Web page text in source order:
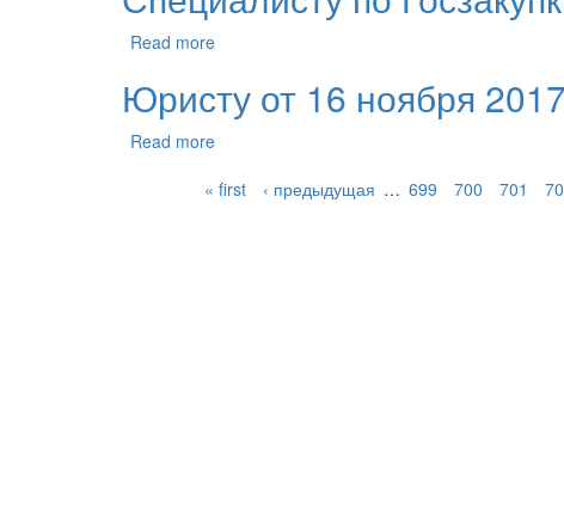
Read more
Юристу от 16 ноября
Read more
« first
‹ предыдущая … 699 700 701